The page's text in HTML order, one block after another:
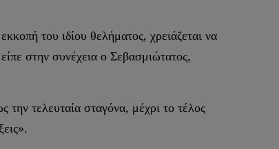
του ιδίου θελήματος, χρειάζεται να
στην συνέχεια ο Σεβασμιώτατος,
τελευταία σταγόνα, μέχρι το τέλος